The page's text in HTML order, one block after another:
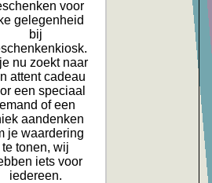
voor
gelegenheid
bij
nu zoekt naar
attent cadeau
een speciaal
of een
aandenken
je waardering
te tonen, wij
iets voor
iedereen.